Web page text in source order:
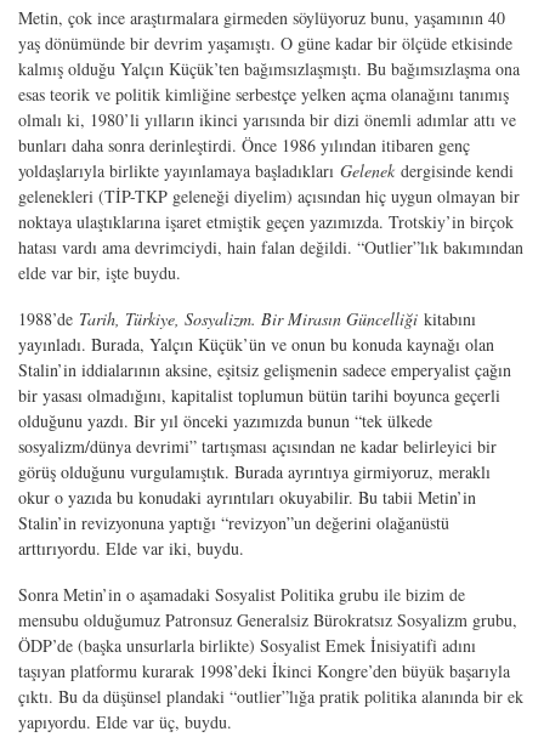
Metin, çok ince araştırmalara girmeden söylüyoruz bunu, yaşamının 40
yaş dönümünde bir devrim yaşamıştı. O güne kadar bir ölçüde etkisinde
kalmış olduğu Yalçın Küçük’ten bağımsızlaşmıştı. Bu bağımsızlaşma ona
esas teorik ve politik kimliğine serbestçe yelken açma olanağını tanımış
olmalı ki, 1980’li yılların ikinci yarısında bir dizi önemli adımlar attı ve
bunları daha sonra derinleştirdi. Önce 1986 yılından itibaren genç
yoldaşlarıyla birlikte yayınlamaya başladıkları Gelenek dergisinde kendi
gelenekleri (TİP-TKP geleneği diyelim) açısından hiç uygun olmayan bir
noktaya ulaştıklarına işaret etmiştik geçen yazımızda. Trotskiy’in birçok
hatası vardı ama devrimciydi, hain falan değildi. “Outlier”lık bakımından
elde var bir, işte buydu.
1988’de Tarih, Türkiye, Sosyalizm. Bir Mirasın Güncelliği kitabını
yayınladı. Burada, Yalçın Küçük’ün ve onun bu konuda kaynağı olan
Stalin’in iddialarının aksine, eşitsiz gelişmenin sadece emperyalist çağın
bir yasası olmadığını, kapitalist toplumun bütün tarihi boyunca geçerli
olduğunu yazdı. Bir yıl önceki yazımızda bunun “tek ülkede
sosyalizm/dünya devrimi” tartışması açısından ne kadar belirleyici bir
görüş olduğunu vurgulamıştık. Burada ayrıntıya girmiyoruz, meraklı
okur o yazıda bu konudaki ayrıntıları okuyabilir. Bu tabii Metin’in
Stalin’in revizyonuna yaptığı “revizyon”un değerini olağanüstü
arttırıyordu. Elde var iki, buydu.
Sonra Metin’in o aşamadaki Sosyalist Politika grubu ile bizim de
mensubu olduğumuz Patronsuz Generalsiz Bürokratsız Sosyalizm grubu,
ÖDP’de (başka unsurlarla birlikte) Sosyalist Emek İnisiyatifi adını
taşıyan platformu kurarak 1998’deki İkinci Kongre’den büyük başarıyla
çıktı. Bu da düşünsel plandaki “outlier”lığa pratik politika alanında bir ek
yapıyordu. Elde var üç, buydu.